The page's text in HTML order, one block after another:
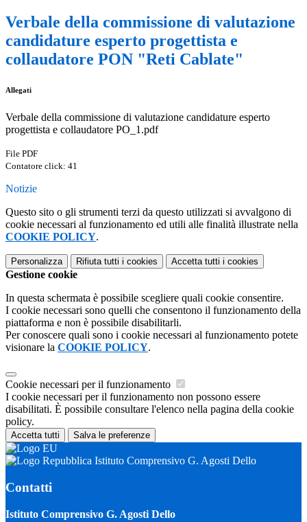
Verbale della commissione di valutazione
candidature esperto progettista e
collaudatore PON "Reti Cablate"
Allegati
Verbale della commissione di valutazione candidature esperto
progettista e collaudatore PO_1.pdf
File PDF
Contatore click: 41
Notizie
Questo sito o gli strumenti terzi da questo utilizzati si avvalgono di
cookie necessari al funzionamento ed utili alle finalità illustrate nella
COOKIE POLICY.
Personalizza Rifiuta tutti i cookies Accetta tutti i cookies
Gestione cookie
In questa schermata è possibile scegliere quali cookie consentire.
I cookie necessari sono quelli che consentono il funzionamento della
piattaforma e non è possibile disabilitarli.
Per conoscere quali sono i cookie necessari al funzionamento potete
visionare la COOKIE POLICY.
Cookie necessari per il funzionamento
I cookie necessari per il funzionamento non possono essere
disabilitati. È possibile consultare l'elenco nella pagina della cookie
policy.
Accetta tutti Salva le preferenze
Istituto Comprensivo G. Agosti Dello
Contatti
Istituto Comprensivo G. Agosti Dello